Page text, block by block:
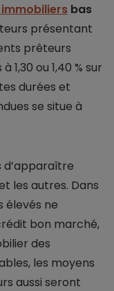
bas
présentant
prêteurs
ou 1,40 % sur
durées et
se situe à
d’apparaître
les autres. Dans
élevés ne
bon marché,
des
les moyens
aussi seront